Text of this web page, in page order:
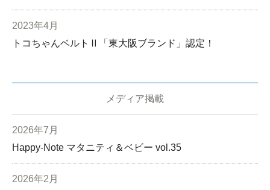
2023年4月
トコちゃんベルトⅡ「東大阪ブランド」認定！
メディア掲載
2026年7月
Happy-Note マタニティ＆ベビー vol.35
2026年2月